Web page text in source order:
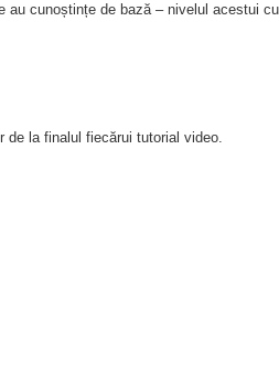
cunoștințe de bază – nivelul acestui
de la finalul fiecărui tutorial video.